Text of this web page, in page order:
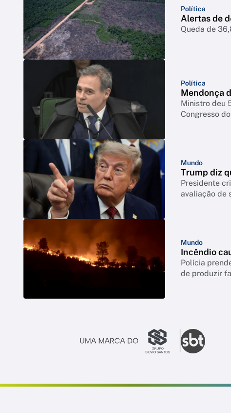
Política
Alertas de
Queda de
Política
Mendonça
Ministro deu
Congresso
Mundo
Trump diz
Presidente
avaliação de
Mundo
Incêndio
Polícia
de produzir